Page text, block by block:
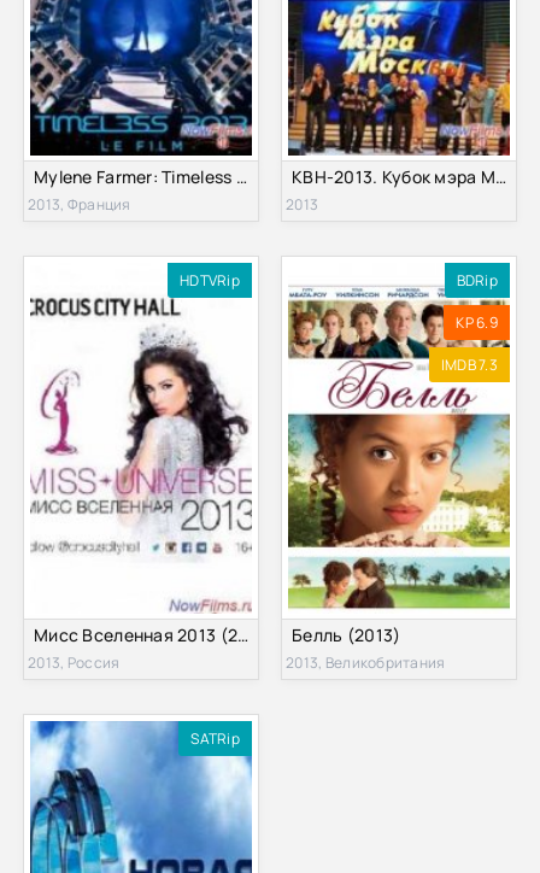
Mylene Farmer: Timeless 2013 - Le Film (2013)
2013, Франция
КВН-2013. Кубок мэра Москвы (2013)
2013
HDTVRip
Мисс Вселенная 2013 (2013)
2013, Россия
BDRip
KP 6.9
IMDB 7.3
Белль (2013)
2013, Великобритания
SATRip